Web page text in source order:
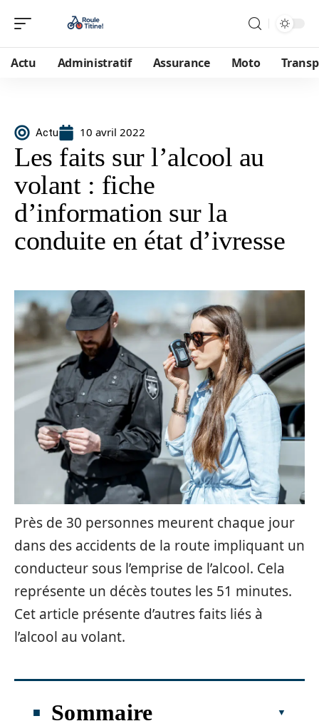
Actu Administratif Assurance Moto
Actu 10 avril 2022
Les faits sur l’alcool au
volant : fiche
d’information sur la
conduite en état d’ivresse
Près de 30 personnes meurent chaque jour
dans des accidents de la route impliquant un
conducteur sous l’emprise de l’alcool. Cela
représente un décès toutes les 51 minutes.
Cet article présente d’autres faits liés à
l’alcool au volant.
Sommaire